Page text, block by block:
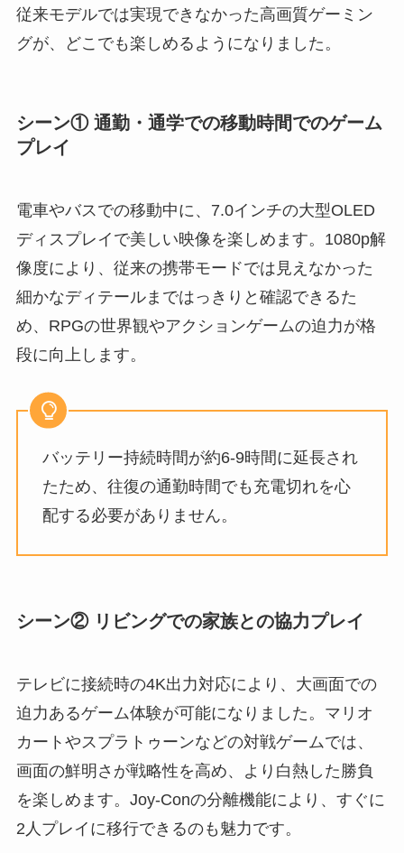
従来モデルでは実現できなかった高画質ゲーミン
グが、どこでも楽しめるようになりました。
シーン① 通勤・通学での移動時間でのゲーム
プレイ
電車やバスでの移動中に、7.0インチの大型OLED
ディスプレイで美しい映像を楽しめます。1080p解
像度により、従来の携帯モードでは見えなかった
細かなディテールまではっきりと確認できるた
め、RPGの世界観やアクションゲームの迫力が格
段に向上します。
バッテリー持続時間が約6-9時間に延長され
たため、往復の通勤時間でも充電切れを心
配する必要がありません。
シーン② リビングでの家族との協力プレイ
テレビに接続時の4K出力対応により、大画面での
迫力あるゲーム体験が可能になりました。マリオ
カートやスプラトゥーンなどの対戦ゲームでは、
画面の鮮明さが戦略性を高め、より白熱した勝負
を楽しめます。Joy-Conの分離機能により、すぐに
2人プレイに移行できるのも魅力です。